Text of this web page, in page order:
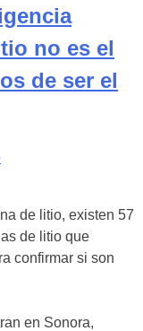
de
Inteligencia
Minera
sobre
El
minera
no es el
de ser el
de litio, existen 57
de litio que
confirmar si son
en Sonora,